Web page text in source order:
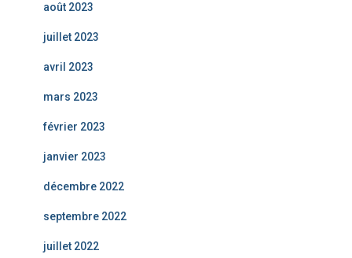
août 2023
juillet 2023
avril 2023
mars 2023
février 2023
janvier 2023
décembre 2022
septembre 2022
juillet 2022